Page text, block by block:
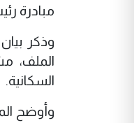
مبادرة
وذكر
الملف،
السكانية.
وأوضح